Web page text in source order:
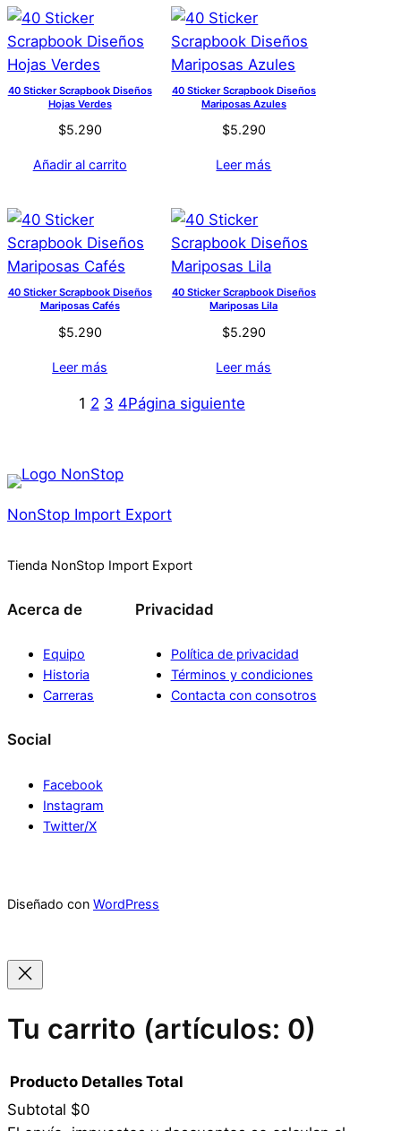
40 Sticker Scrapbook Diseños
Hojas Verdes
$5.290
Añadir al carrito
40 Sticker Scrapbook Diseños
Mariposas Azules
$5.290
Leer más
40 Sticker Scrapbook Diseños
Mariposas Cafés
$5.290
Leer más
40 Sticker Scrapbook Diseños
Mariposas Lila
$5.290
Leer más
1 2 3 4Página siguiente
NonStop Import Export
Tienda NonStop Import Export
Acerca de
Equipo
Historia
Carreras
Privacidad
Política de privacidad
Términos y condiciones
Contacta con consotros
Social
Facebook
Instagram
Twitter/X
Diseñado con WordPress
Tu carrito (artículos: 0)
Producto Detalles Total
Subtotal $0